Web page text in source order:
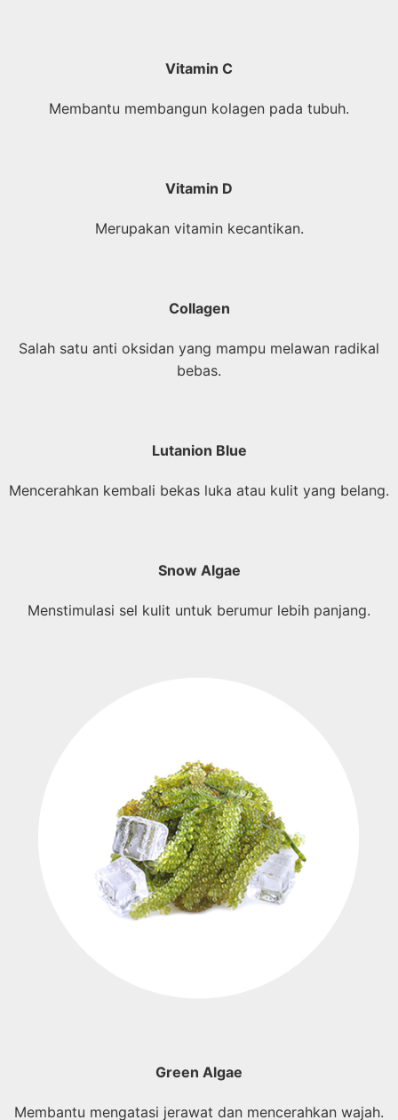
Vitamin C
Membantu membangun kolagen pada tubuh.
Vitamin D
Merupakan vitamin kecantikan.
Collagen
Salah satu anti oksidan yang mampu melawan radikal
bebas.
Lutanion Blue
Mencerahkan kembali bekas luka atau kulit yang belang.
Snow Algae
Menstimulasi sel kulit untuk berumur lebih panjang.
Green Algae
Membantu mengatasi jerawat dan mencerahkan wajah.